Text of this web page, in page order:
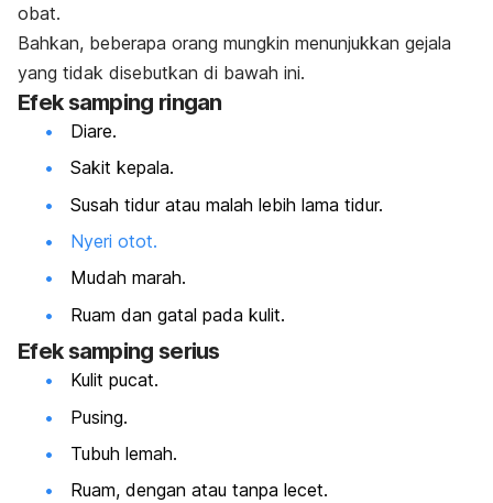
obat.
Bahkan, beberapa orang mungkin menunjukkan gejala
yang tidak disebutkan di bawah ini.
Efek samping ringan
Diare.
Sakit kepala.
Susah tidur atau malah lebih lama tidur.
Nyeri otot.
Mudah marah.
Ruam dan gatal pada kulit.
Efek samping serius
Kulit pucat.
Pusing.
Tubuh lemah.
Ruam, dengan atau tanpa lecet.